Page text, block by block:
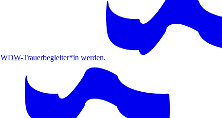
WDW-Trauerbegleiter*in werden.